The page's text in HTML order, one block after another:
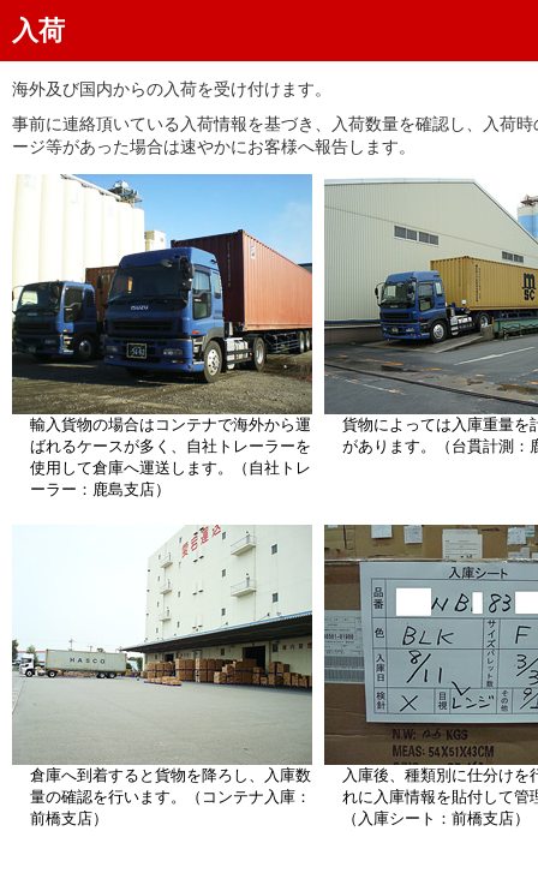
入荷
海外及び国内からの入荷を受け付けます。
事前に連絡頂いている入荷情報を基づき、入荷数量を確認し、入荷時
ージ等があった場合は速やかにお客様へ報告します。
輸入貨物の場合はコンテナで海外から運
ばれるケースが多く、自社トレーラーを
使用して倉庫へ運送します。（自社トレ
ーラー：鹿島支店）
貨物によっては入庫重量を
があります。（台貫計測：
倉庫へ到着すると貨物を降ろし、入庫数
量の確認を行います。（コンテナ入庫：
前橋支店）
入庫後、種類別に仕分けを
れに入庫情報を貼付して管
（入庫シート：前橋支店）